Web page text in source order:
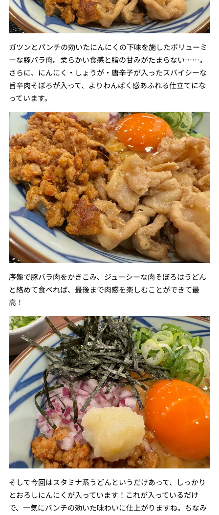
ガツンとパンチの効いたにんにくの下味を施したボリューミ
ーな豚バラ肉。柔らかい食感と脂の甘みがたまらない……。
さらに、にんにく・しょうが・唐辛子が入ったスパイシーな
旨辛肉そぼろが入って、よりわんぱく感あふれる仕立てにな
っています。
序盤で豚バラ肉をかきこみ、ジューシーな肉そぼろはうどん
と絡めて食べれば、最後まで肉感を楽しむことができて最
高！
そして今回はスタミナ系うどんというだけあって、しっかり
とおろしにんにくが入っています！これが入っているだけ
で、一気にパンチの効いた味わいに仕上がりますね。ちなみ